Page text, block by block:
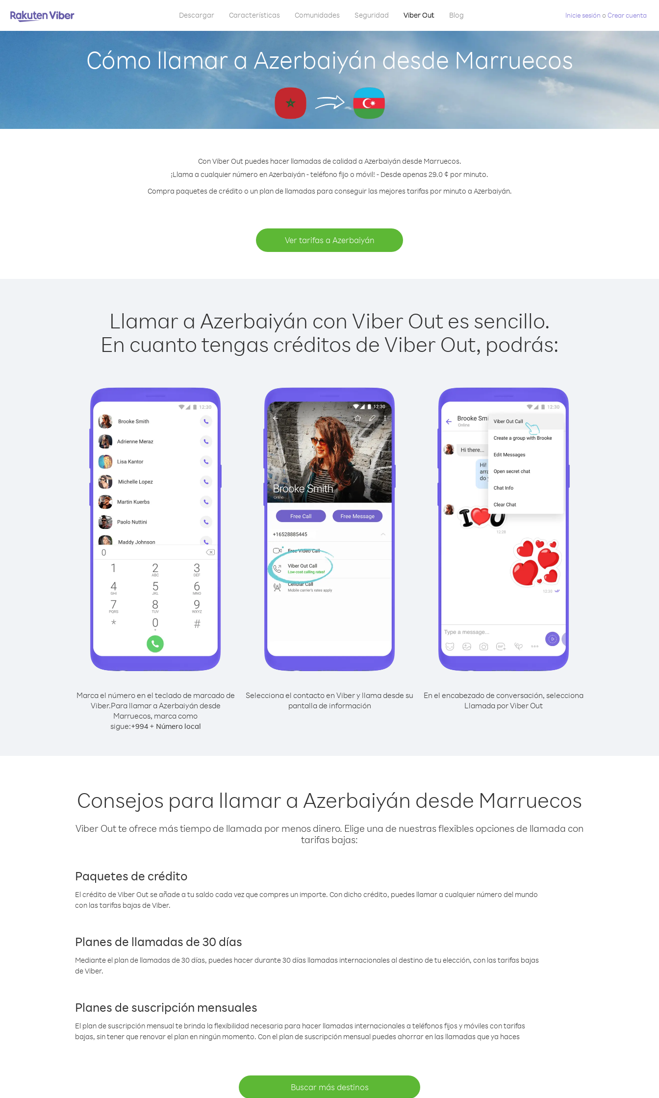
Descargar Características Comunidades Seguridad Viber Out Blog Inicie sesión oCrear cuenta
Cómo llamar a Azerbaiyán desde Marruecos
Con Viber Out puedes hacer llamadas de calidad a Azerbaiyán desde Marruecos.
¡Llama a cualquier número en Azerbaiyán - teléfono fijo o móvil! - Desde apenas 29.0 ¢ por minuto.
Compra paquetes de crédito o un plan de llamadas para conseguir las mejores tarifas por minuto a Azerbaiyán.
Ver tarifas a Azerbaiyán
Llamar a Azerbaiyán con Viber Out es sencillo.
En cuanto tengas créditos de Viber Out, podrás:
Marca el número en el teclado de marcado de
Viber.Para llamar a Azerbaiyán desde
Marruecos, marca como
sigue:+994+ Número local
Selecciona el contacto en Viber y llama desde su
pantalla de información
En el encabezado de conversación, selecciona
Llamada por Viber Out
Consejos para llamar a Azerbaiyán desde Marruecos
Viber Out te ofrece más tiempo de llamada por menos dinero. Elige una de nuestras flexibles opciones de llamada con
tarifas bajas:
Paquetes de crédito
El crédito de Viber Out se añade a tu saldo cada vez que compres un importe. Con dicho crédito, puedes llamar a cualquier número del mundo
con las tarifas bajas de Viber.
Planes de llamadas de 30 días
Mediante el plan de llamadas de 30 días, puedes hacer durante 30 días llamadas internacionales al destino de tu elección, con las tarifas bajas
de Viber.
Planes de suscripción mensuales
El plan de suscripción mensual te brinda la flexibilidad necesaria para hacer llamadas internacionales a teléfonos fijos y móviles con tarifas
bajas, sin tener que renovar el plan en ningún momento. Con el plan de suscripción mensual puedes ahorrar en las llamadas que ya haces
Buscar más destinos